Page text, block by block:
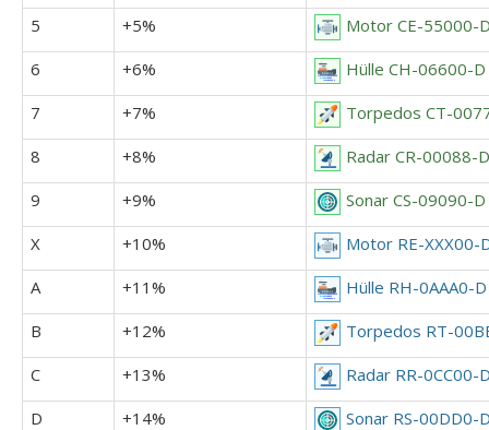
5
+5%
Motor CE-55000-
6
+6%
Hülle CH-06600-D
7
+7%
Torpedos CT-
8
+8%
Radar CR-00088-D
9
+9%
Sonar CS-09090-D
X
+10%
Motor RE-XXX00-
A
+11%
Hülle RH-0AAA0-D
B
+12%
Torpedos RT-
C
+13%
Radar RR-0CC00-
D
+14%
Sonar RS-00DD0-